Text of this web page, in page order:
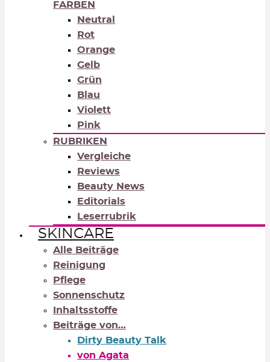
FARBEN
Neutral
Rot
Orange
Gelb
Grün
Blau
Violett
Pink
RUBRIKEN
Vergleiche
Reviews
Beauty News
Editorials
Leserrubrik
SKINCARE
Alle Beiträge
Reinigung
Pflege
Sonnenschutz
Inhaltsstoffe
Beiträge von…
Dirty Beauty Talk
von Agata